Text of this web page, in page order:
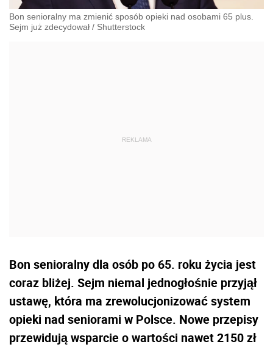
Bon senioralny ma zmienić sposób opieki nad osobami 65 plus.
Sejm już zdecydował / Shutterstock
Bon senioralny dla osób po 65. roku życia jest
coraz bliżej. Sejm niemal jednogłośnie przyjął
ustawę, która ma zrewolucjonizować system
opieki nad seniorami w Polsce. Nowe przepisy
przewidują wsparcie o wartości nawet 2150 zł